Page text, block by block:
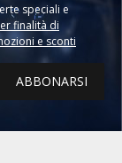
speciali e
finalità di
e sconti
ABBONARSI